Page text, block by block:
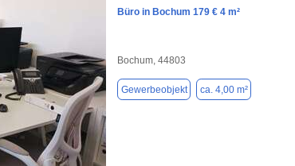
Büro in Bochum 179 € 4 m²
Bochum, 44803
Gewerbeobjekt ca. 4,00 m²